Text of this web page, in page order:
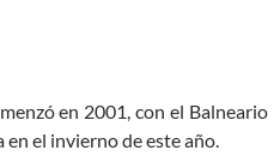
en 2001, con el Balneario
el invierno de este año.